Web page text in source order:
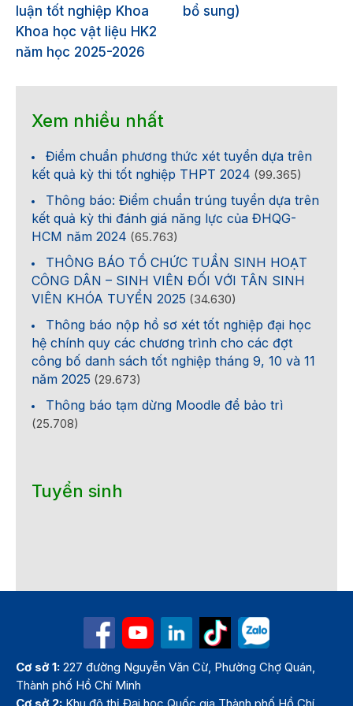
luận tốt nghiệp Khoa
Khoa học vật liệu HK2
năm học 2025-2026
bổ sung)
Xem nhiều nhất
Điểm chuẩn phương thức xét tuyển dựa trên
kết quả kỳ thi tốt nghiệp THPT 2024 (99.365)
Thông báo: Điểm chuẩn trúng tuyển dựa trên
kết quả kỳ thi đánh giá năng lực của ĐHQG-
HCM năm 2024 (65.763)
THÔNG BÁO TỔ CHỨC TUẦN SINH HOẠT
CÔNG DÂN – SINH VIÊN ĐỐI VỚI TÂN SINH
VIÊN KHÓA TUYỂN 2025 (34.630)
Thông báo nộp hồ sơ xét tốt nghiệp đại học
hệ chính quy các chương trình cho các đợt
công bố danh sách tốt nghiệp tháng 9, 10 và 11
năm 2025 (29.673)
Thông báo tạm dừng Moodle để bảo trì
(25.708)
Tuyển sinh
Cơ sở 1: 227 đường Nguyễn Văn Cừ, Phường Chợ Quán,
Thành phố Hồ Chí Minh